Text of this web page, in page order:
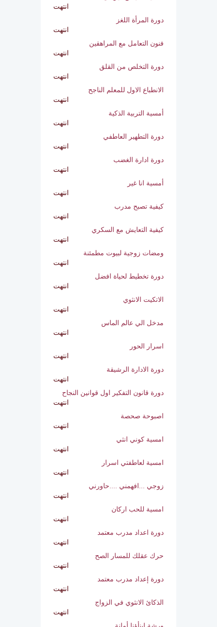
انتهت
امسية مقياس هيرمان
انتهت
دورة المرأة اللغز
انتهت
فنون التعامل مع المراهقين
انتهت
دورة التخلص من القلق
انتهت
الانطباع الاول للمعلم الناجح
انتهت
أمسية التربية الذكية
انتهت
دورة التطهير العاطفي
انتهت
دورة ادارة الغضب
انتهت
أمسية انا غير
انتهت
كيفية تصبح مدرب
انتهت
كيفية التعايش مع السكري
انتهت
ومضات زوجية لبيوت مطمئنة
انتهت
دورة تخطيط لحياة افضل
انتهت
الاتكيت الانثوي
انتهت
مدخل الي عالم الماس
انتهت
اسرار الحور
انتهت
دورة الادارة الرشيقة
انتهت
دورة قانون التفكير اول قوانين النجاح
انتهت
اصبوحة صحصة
انتهت
امسية كوني انثي
انتهت
امسية لعاطفتي اسرار
انتهت
زوجي ...افهمني ....حاورني
انتهت
امسية للحب اركان
انتهت
دورة اعداد مدرب معتمد
انتهت
حرك عقلك للمسار الصح
انتهت
دورة إعداد مدرب معتمد
انتهت
الذكائ الانثوي في الزواج